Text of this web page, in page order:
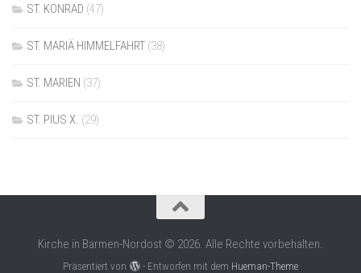
ST. KONRAD (47)
ST. MARIÄ HIMMELFAHRT (38)
ST. MARIEN (37)
ST. PIUS X. (29)
Kirche in Barmen-Nordost © 2026. Alle Rechte vorbehalten.
Präsentiert von - Entworfen mit dem Hueman-Theme